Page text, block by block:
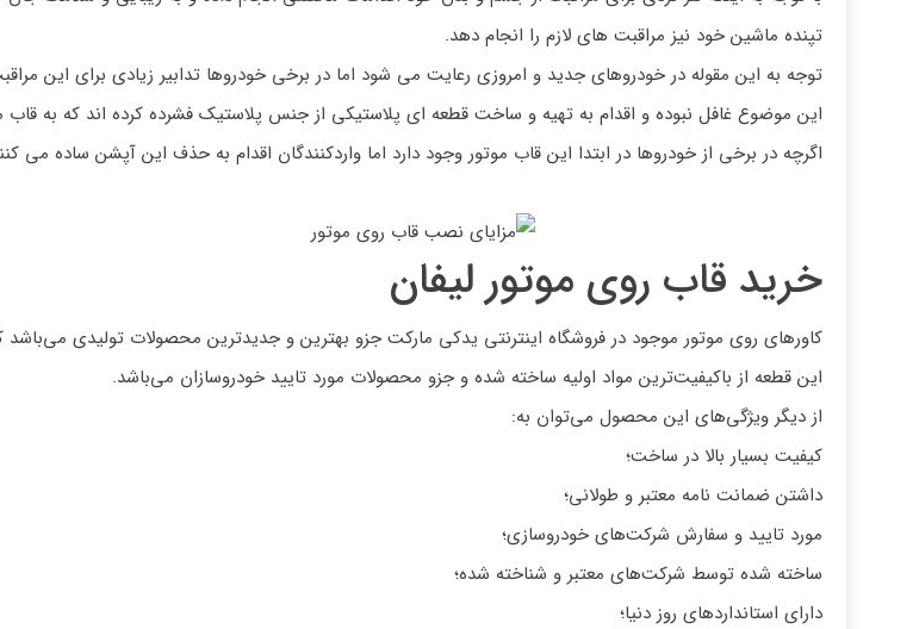
تپنده ماشین خود نیز مراقبت های لازم را انجام دهد.
توجه به این مقوله در خودروهای جدید و امروزی رعایت می شود اما در برخی خودروها تدابیر زیادی برای این
این موضوع غافل نبوده و اقدام به تهیه و ساخت قطعه ای پلاستیکی از جنس پلاستیک فشرده کرده اند که به قاب
اگرچه در برخی از خودروها در ابتدا این قاب موتور وجود دارد اما واردکنندگان اقدام به حذف این آپشن ساده می
خرید قاب روی موتور لیفان
کاورهای روی موتور موجود در فروشگاه اینترنتی یدکی مارکت جزو بهترین و جدیدترین محصولات تولیدی
این قطعه از باکیفیت‌ترین مواد اولیه ساخته شده و جزو محصولات مورد تایید خودروسازان می‌باشد.
از دیگر ویژگی‌های این محصول می‌توان به:
کیفیت بسیار بالا در ساخت؛
داشتن ضمانت نامه معتبر و طولانی؛
مورد تایید و سفارش شرکت‌های خودروسازی؛
ساخته شده توسط شرکت‌های معتبر و شناخته شده؛
دارای استانداردهای روز دنیا؛